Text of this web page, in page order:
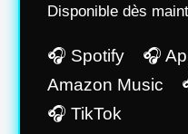
Disponible dès
🎧 Spotify 🎧
Amazon Music
🎧 TikTok